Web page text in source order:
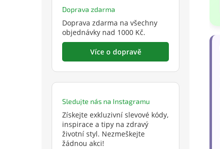
Doprava zdarma
Doprava zdarma na všechny
objednávky nad 1000 Kč.
Více o dopravě
Sledujte nás na Instagramu
Získejte exkluzivní slevové kódy,
inspirace a tipy na zdravý
životní styl. Nezmeškejte
žádnou akci!